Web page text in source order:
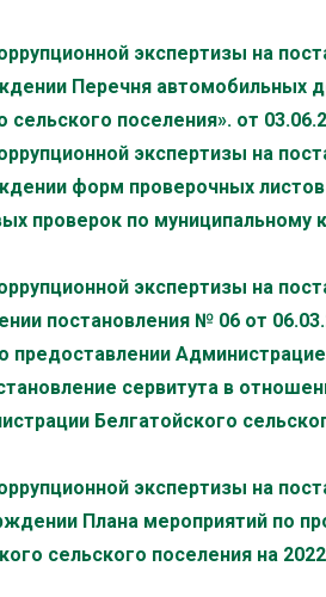
экспертизы на
Перечня автомобильных
поселения». от
экспертизы на
форм проверочных
проверок по муниципальному
экспертизы на
постановления № 06 от
сервитута в
Белгатойского
экспертизы на
Плана мероприятий по
сельского поселения на